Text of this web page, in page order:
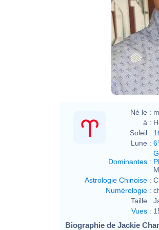
Né le :
à :
Soleil :
Lune :
Dominantes :
Astrologie Chinoise :
Numérologie :
Taille :
Vues :
Biographie de Jackie